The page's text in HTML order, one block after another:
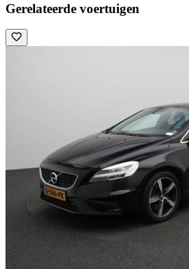
Gerelateerde voertuigen